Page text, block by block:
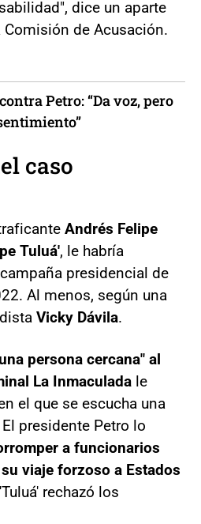
dice un aparte
de Acusación.
Petro: “Da voz, pero
caso
Andrés Felipe
Tuluá', le habría
presidencial de
Al menos, según una
Vicky Dávila.
persona cercana" al
La Inmaculada le
el que se escucha una
presidente Petro lo
a funcionarios
viaje forzoso a Estados
rechazó los